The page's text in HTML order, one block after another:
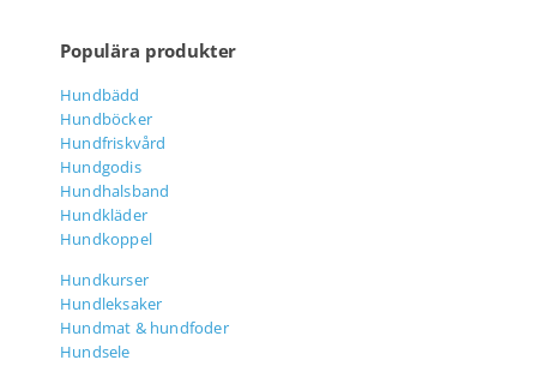
Populära produkter
Hundbädd
Hundböcker
Hundfriskvård
Hundgodis
Hundhalsband
Hundkläder
Hundkoppel
Hundkurser
Hundleksaker
Hundmat & hundfoder
Hundsele